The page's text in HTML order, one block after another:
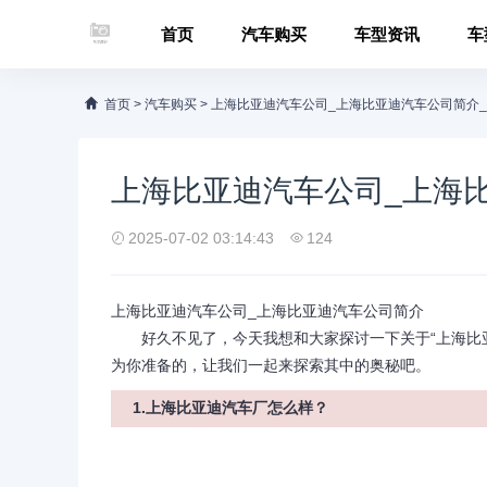
首页 汽车购买 车型资讯 车
首页 > 汽车购买 > 上海比亚迪汽车公司_上海比亚迪汽车公司简介
上海比亚迪汽车公司_上海
2025-07-02 03:14:43 124
上海比亚迪汽车公司_上海比亚迪汽车公司简介
好久不见了，今天我想和大家探讨一下关于“上海比
为你准备的，让我们一起来探索其中的奥秘吧。
1.上海比亚迪汽车厂怎么样？